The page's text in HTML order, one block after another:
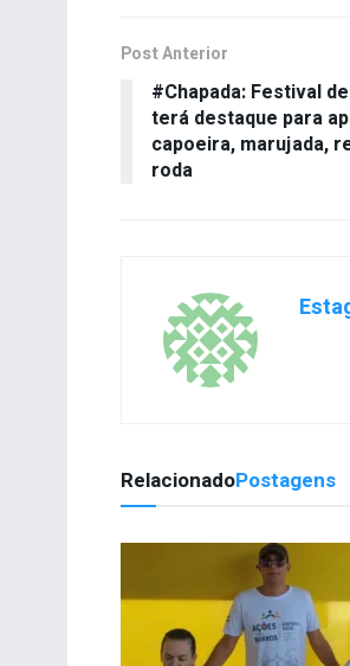
Post Anterior
#Chapada: Festival
terá destaque para
capoeira, marujada,
roda
RelacionadoPostagens